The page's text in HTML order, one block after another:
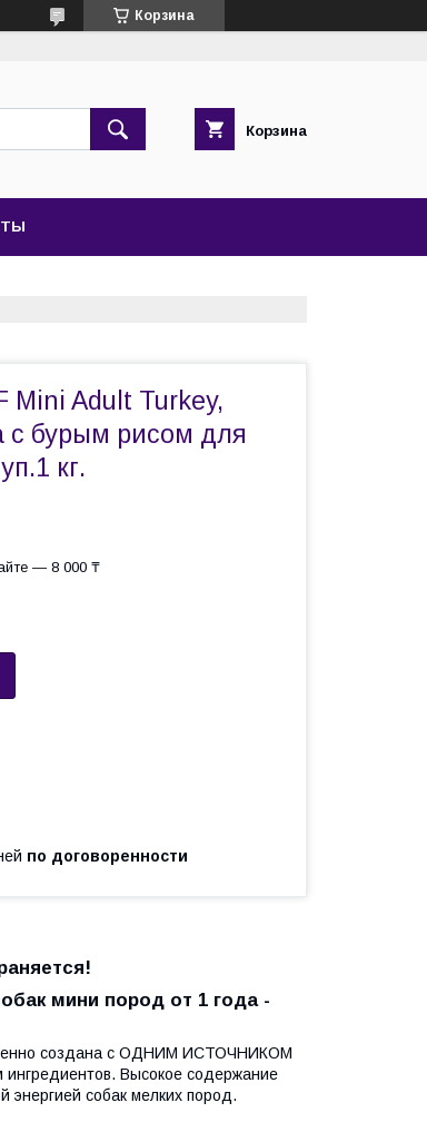
Корзина
Корзина
Mini Adult Turkey,
с бурым рисом для
кг.
— 8 000 ₸
по договоренности
мини пород от 1 года -
создана с ОДНИМ ИСТОЧНИКОМ
Высокое содержание
энергией собак мелких пород.